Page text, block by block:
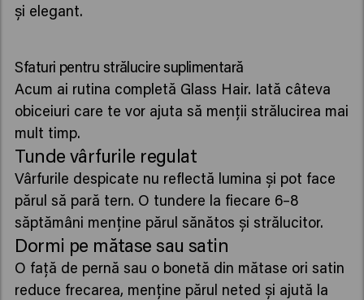
și elegant.
Sfaturi pentru strălucire suplimentară
Acum ai rutina completă Glass Hair. Iată câteva
obiceiuri care te vor ajuta să menții strălucirea mai
mult timp.
Tunde vârfurile regulat
Vârfurile despicate nu reflectă lumina și pot face
părul să pară tern. O tundere la fiecare 6–8
săptămâni menține părul sănătos și strălucitor.
Dormi pe mătase sau satin
O față de pernă sau o bonetă din mătase ori satin
reduce frecarea, menține părul neted și ajută la